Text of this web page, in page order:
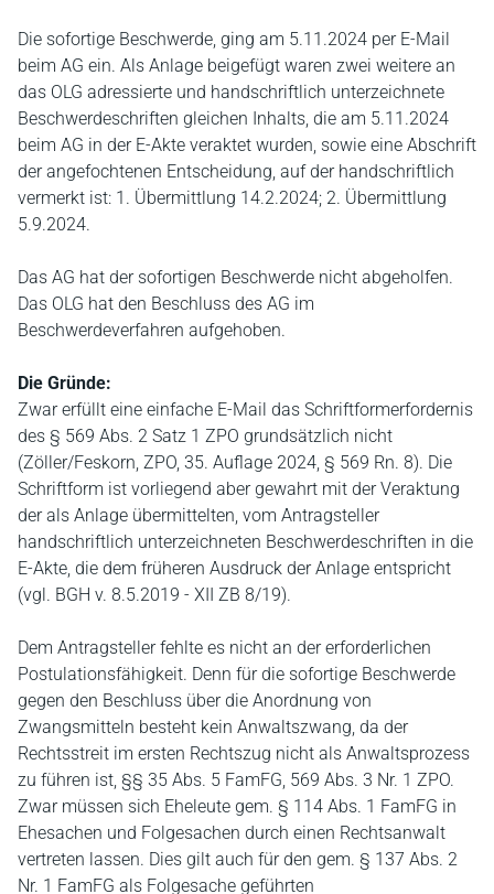
Die sofortige Beschwerde, ging am 5.11.2024 per E-Mail
beim AG ein. Als Anlage beigefügt waren zwei weitere an
das OLG adressierte und handschriftlich unterzeichnete
Beschwerdeschriften gleichen Inhalts, die am 5.11.2024
beim AG in der E-Akte veraktet wurden, sowie eine Abschrift
der angefochtenen Entscheidung, auf der handschriftlich
vermerkt ist: 1. Übermittlung 14.2.2024; 2. Übermittlung
5.9.2024.
Das AG hat der sofortigen Beschwerde nicht abgeholfen.
Das OLG hat den Beschluss des AG im
Beschwerdeverfahren aufgehoben.
Die Gründe:
Zwar erfüllt eine einfache E-Mail das Schriftformerfordernis
des § 569 Abs. 2 Satz 1 ZPO grundsätzlich nicht
(Zöller/Feskorn, ZPO, 35. Auflage 2024, § 569 Rn. 8). Die
Schriftform ist vorliegend aber gewahrt mit der Veraktung
der als Anlage übermittelten, vom Antragsteller
handschriftlich unterzeichneten Beschwerdeschriften in die
E-Akte, die dem früheren Ausdruck der Anlage entspricht
(vgl. BGH v. 8.5.2019 - XII ZB 8/19).
Dem Antragsteller fehlte es nicht an der erforderlichen
Postulationsfähigkeit. Denn für die sofortige Beschwerde
gegen den Beschluss über die Anordnung von
Zwangsmitteln besteht kein Anwaltszwang, da der
Rechtsstreit im ersten Rechtszug nicht als Anwaltsprozess
zu führen ist, §§ 35 Abs. 5 FamFG, 569 Abs. 3 Nr. 1 ZPO.
Zwar müssen sich Eheleute gem. § 114 Abs. 1 FamFG in
Ehesachen und Folgesachen durch einen Rechtsanwalt
vertreten lassen. Dies gilt auch für den gem. § 137 Abs. 2
Nr. 1 FamFG als Folgesache geführten